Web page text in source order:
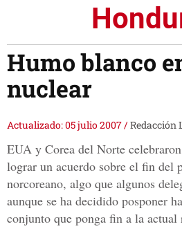
Humo blanco
nuclear
Actualizado: 05 julio 2007/Redacción
EUA y Corea del Norte
lograr un acuerdo sobre el fin del
norcoreano, algo que algunos
aunque se ha decidido posponer
conjunto que ponga fin a la actual